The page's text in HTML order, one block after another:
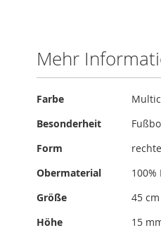
springen
Mehr
Mehr
Farbe
Besonderheit
Form
Obermaterial
100%
Größe
45
Höhe
15